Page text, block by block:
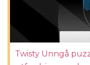
Twisty Unngå